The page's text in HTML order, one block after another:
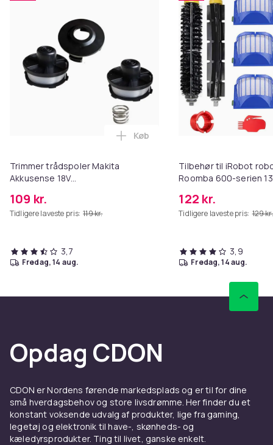
Trimmer trådspoler Makita
Akkusense 18V
græstrimmer
109 kr.
Tidligere laveste pris: 119 kr.
Læg Trimmer trådspoler Makita
Køb
3,7
fredag, 14 aug.
Tilbehør til iRobot
Roomba 600-serien
122 kr.
Tidligere laveste pris: 129 kr.
3,9
fredag, 14 aug.
Opdag CDON
CDON er Nordens førende markedsplads og er til for dine
små hverdagsbehov og store livsdrømme. Her finder du et
konstant voksende udvalg af produkter, lige fra gaming,
legetøj og elektronik til have-, skønheds- og
kæledyrsprodukter. Ting til livet, ganske enkelt.